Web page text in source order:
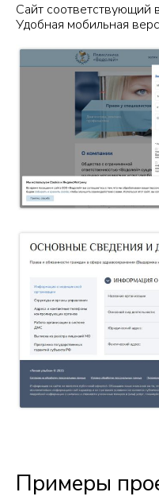
Сайт
Удобная мобильная
Примеры